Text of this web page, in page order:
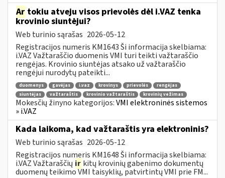
Ar tokiu atveju visos prievolės dėl i.VAZ tenka
krovinio siuntėjui?
Web turinio sąrašas 2026-05-12
Registracijos numeris KM1643 Ši informacija skelbiama:
i.VAZ Važtaraščio duomenis VMI turi teikti važtaraščio
rengėjas. Krovinio siuntėjas atsako už važtaraščio
rengėjui nurodytų pateikti...
duomenys gavėjas i.vaz krovinys prievolės
rengėjas
siuntėjas
važtaraštis krovinio važtaraštis krovinių vežimas
Mokesčių žinyno kategorijos:VMI elektroninės sistemos
» i.VAZ
Kada laikoma, kad važtaraštis yra elektroninis?
Web turinio sąrašas 2026-05-12
Registracijos numeris KM1648 Ši informacija skelbiama:
i.VAZ Važtaraščių ir kitų krovinių gabenimo dokumentų
duomenų teikimo VMI taisyklių, patvirtintų VMI prie FM...